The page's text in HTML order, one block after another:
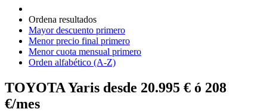
Ordena resultados
Mayor descuento primero
Menor precio final primero
Menor cuota mensual primero
Orden alfabético (A-Z)
TOYOTA Yaris desde 20.995 € ó 208
€/mes